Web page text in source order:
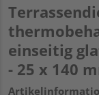
einseitig
- 25 x 140